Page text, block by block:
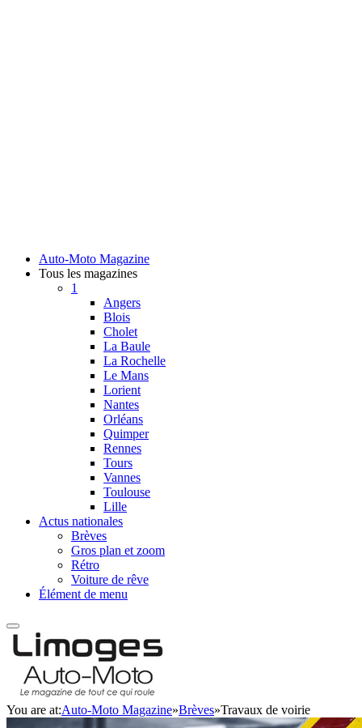
Auto-Moto Magazine
Tous les magazines
1
Angers
Blois
Cholet
La Baule
La Rochelle
Le Mans
Lorient
Nantes
Orléans
Quimper
Rennes
Tours
Vannes
Toulouse
Lille
Actus nationales
Brèves
Gros plan et zoom
Rétro
Voiture de rêve
Élément de menu
You are at:Auto-Moto Magazine»Brèves»Travaux de voirie